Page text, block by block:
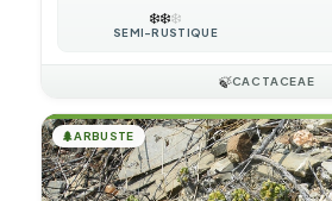
❄️❄️❄️
SEMI-RUSTIQUE
🍃CACTACEAE
🌲ARBUSTE